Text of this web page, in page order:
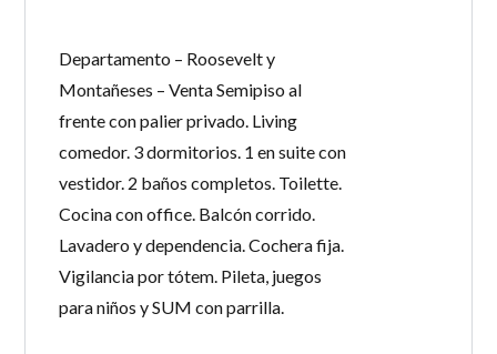
Departamento – Roosevelt y
Montañeses – Venta Semipiso al
frente con palier privado. Living
comedor. 3 dormitorios. 1 en suite con
vestidor. 2 baños completos. Toilette.
Cocina con office. Balcón corrido.
Lavadero y dependencia. Cochera fija.
Vigilancia por tótem. Pileta, juegos
para niños y SUM con parrilla.